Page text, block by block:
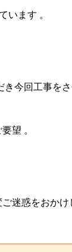
ます 。
今回工事を
望 。
迷惑をおかけ